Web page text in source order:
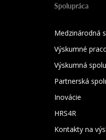
Spolupráca
Medzinárodná
Výskumné
Výskumná
Partnerská
Inovácie
HRS4R
Kontakty na